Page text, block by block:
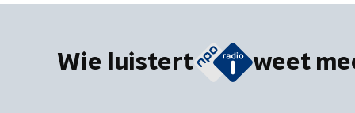
Wie luistert weet